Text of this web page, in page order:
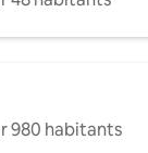
980 habitants